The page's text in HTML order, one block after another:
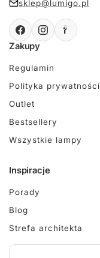
sklep@lumigo.pl
Zakupy
Regulamin
Polityka prywatności
Outlet
Bestsellery
Wszystkie lampy
Inspiracje
Porady
Blog
Strefa architekta